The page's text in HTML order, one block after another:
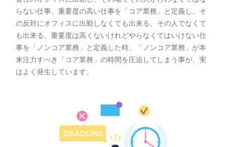
らない仕事、重要度の高い仕事を「コア業務」と定義し、そ
の反対にオフィスに出勤しなくても出来る、その人でなくて
も出来る、重要度は高くないけれどやらなくてはいけない仕
事を「ノンコア業務」と定義した時、「ノンコア業務」が本
来注力すべき「コア業務」の時間を圧迫してしまう事が、実
はよく発生しています。